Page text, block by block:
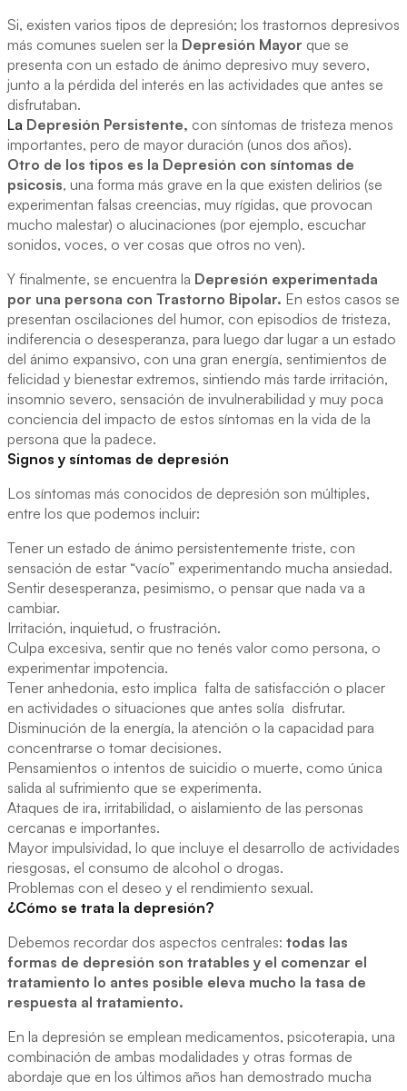
Si, existen varios tipos de depresión; los trastornos depresivos
más comunes suelen ser la Depresión Mayor que se
presenta con un estado de ánimo depresivo muy severo,
junto a la pérdida del interés en las actividades que antes se
disfrutaban.
La Depresión Persistente, con síntomas de tristeza menos
importantes, pero de mayor duración (unos dos años).
Otro de los tipos es la Depresión con síntomas de
psicosis, una forma más grave en la que existen delirios (se
experimentan falsas creencias, muy rígidas, que provocan
mucho malestar) o alucinaciones (por ejemplo, escuchar
sonidos, voces, o ver cosas que otros no ven).
Y finalmente, se encuentra la Depresión experimentada
por una persona con Trastorno Bipolar. En estos casos se
presentan oscilaciones del humor, con episodios de tristeza,
indiferencia o desesperanza, para luego dar lugar a un estado
del ánimo expansivo, con una gran energía, sentimientos de
felicidad y bienestar extremos, sintiendo más tarde irritación,
insomnio severo, sensación de invulnerabilidad y muy poca
conciencia del impacto de estos síntomas en la vida de la
persona que la padece.
Signos y síntomas de depresión
Los síntomas más conocidos de depresión son múltiples,
entre los que podemos incluir:
Tener un estado de ánimo persistentemente triste, con
sensación de estar “vacío” experimentando mucha ansiedad.
Sentir desesperanza, pesimismo, o pensar que nada va a
cambiar.
Irritación, inquietud, o frustración.
Culpa excesiva, sentir que no tenés valor como persona, o
experimentar impotencia.
Tener anhedonia, esto implica falta de satisfacción o placer
en actividades o situaciones que antes solía disfrutar.
Disminución de la energía, la atención o la capacidad para
concentrarse o tomar decisiones.
Pensamientos o intentos de suicidio o muerte, como única
salida al sufrimiento que se experimenta.
Ataques de ira, irritabilidad, o aislamiento de las personas
cercanas e importantes.
Mayor impulsividad, lo que incluye el desarrollo de actividades
riesgosas, el consumo de alcohol o drogas.
Problemas con el deseo y el rendimiento sexual.
¿Cómo se trata la depresión?
Debemos recordar dos aspectos centrales: todas las
formas de depresión son tratables y el comenzar el
tratamiento lo antes posible eleva mucho la tasa de
respuesta al tratamiento.
En la depresión se emplean medicamentos, psicoterapia, una
combinación de ambas modalidades y otras formas de
abordaje que en los últimos años han demostrado mucha